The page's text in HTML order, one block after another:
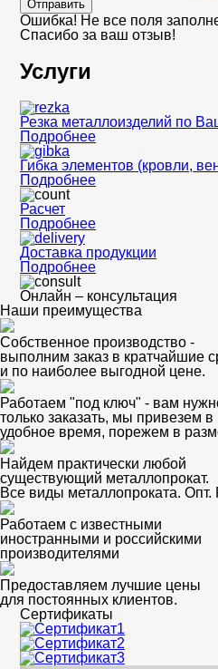
Отправить
Ошибка! Не все поля
Спасибо за ваш отзыв!
Услуги
Резка металлоизделий по
Подробнее
Гибка элементов (кровли,
Подробнее
Расчет
Подробнее
Доставка продукции
Подробнее
Онлайн – консультация
Наши преимущества
Собственное производство -
выполним заказ в кратчайшие
и по наиболее выгодной цене.
Работаем "под ключ" - вам
только заказать, мы привезем в
удобное время, порежем в
Найдем практически любой
существующий металлопрокат.
Все виды металлопроката. Опт.
Работаем с известными
иностранными и российскими
производителями
Предоставляем лучшие цены
для постоянных клиентов.
Сертификаты